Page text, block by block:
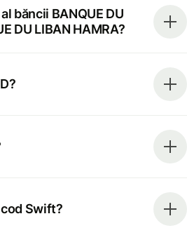
băncii BANQUE DU
DU LIBAN HAMRA?
Swift?